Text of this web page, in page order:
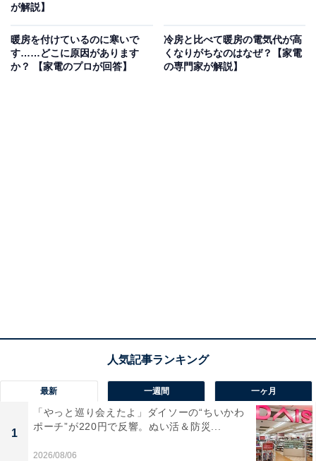
が解説】
暖房を付けているのに寒いで
す……どこに原因があります
か？ 【家電のプロが回答】
冷房と比べて暖房の電気代が高
くなりがちなのはなぜ？【家電
の専門家が解説】
最新 一週間 一ヶ月
1
「やっと巡り会えたよ」ダイソーの“ちいかわ
ポーチ”が220円で反響。ぬい活＆防災...
2026/08/06